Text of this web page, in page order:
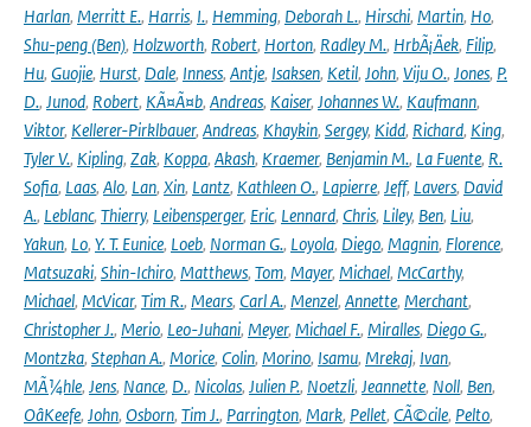
Harlan, Merritt E., Harris, I., Hemming, Deborah L., Hirschi, Martin, Ho,
Shu-peng (Ben), Holzworth, Robert, Horton, Radley M., HrbÃ¡Äek, Filip,
Hu, Guojie, Hurst, Dale, Inness, Antje, Isaksen, Ketil, John, Viju O., Jones, P.
D., Junod, Robert, KÃ¤Ã¤b, Andreas, Kaiser, Johannes W., Kaufmann,
Viktor, Kellerer-Pirklbauer, Andreas, Khaykin, Sergey, Kidd, Richard, King,
Tyler V., Kipling, Zak, Koppa, Akash, Kraemer, Benjamin M., La Fuente, R.
Sofia, Laas, Alo, Lan, Xin, Lantz, Kathleen O., Lapierre, Jeff, Lavers, David
A., Leblanc, Thierry, Leibensperger, Eric, Lennard, Chris, Liley, Ben, Liu,
Yakun, Lo, Y. T. Eunice, Loeb, Norman G., Loyola, Diego, Magnin, Florence,
Matsuzaki, Shin-Ichiro, Matthews, Tom, Mayer, Michael, McCarthy,
Michael, McVicar, Tim R., Mears, Carl A., Menzel, Annette, Merchant,
Christopher J., Merio, Leo-Juhani, Meyer, Michael F., Miralles, Diego G.,
Montzka, Stephan A., Morice, Colin, Morino, Isamu, Mrekaj, Ivan,
MÃ¼hle, Jens, Nance, D., Nicolas, Julien P., Noetzli, Jeannette, Noll, Ben,
OâKeefe, John, Osborn, Tim J., Parrington, Mark, Pellet, CÃ©cile, Pelto,